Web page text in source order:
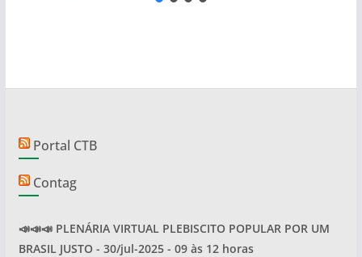
Portal CTB
Contag
📣📣📣 PLENÁRIA VIRTUAL PLEBISCITO POPULAR POR UM
BRASIL JUSTO - 30/jul-2025 - 09 às 12 horas